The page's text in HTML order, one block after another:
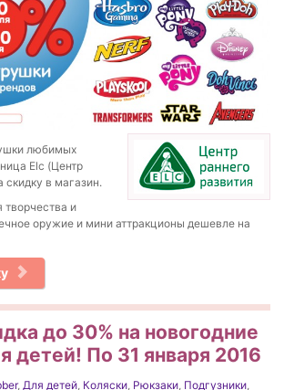
любимых
Elc (Центр
скидку в магазин.
творчества и
оружие и мини аттракционы дешевле на
до 30% на новогодние
детей! По 31 января 2016
, Для детей Коляски Рюкзаки Подгузники